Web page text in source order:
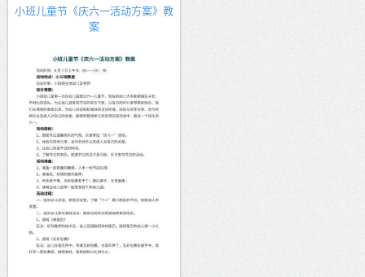
小班儿童节《庆六一活动方案》教
案